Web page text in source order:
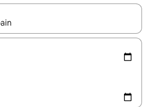
s'affichent, utilisez les flèches vers le